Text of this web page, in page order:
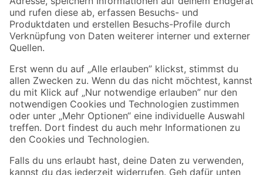
Zahlungsarten Versandarten
Sicher einkaufen
Jetzt die toom-App herunterladen